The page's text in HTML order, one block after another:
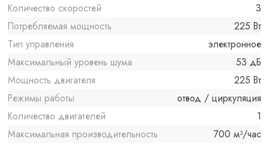
Количество скоростей
3
Потребляемая мощность
225 Вт
Тип управления
электронное
Максимальный уровень шума
53 дБ
Мощность двигателя
225 Вт
Режимы работы
отвод / циркуляция
Количество двигателей
1
Максимальная производительность
700 м³/час